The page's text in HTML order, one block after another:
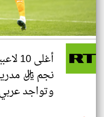
نجم ريال
وتواجد